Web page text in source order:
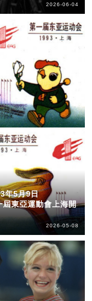
2026-06-04
年5月9日
屆東亞運動會上海開
2026-05-08